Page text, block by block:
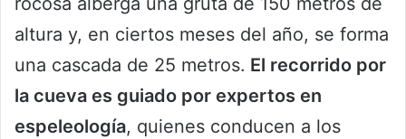
altura y, en ciertos meses del año, se forma
una cascada de 25 metros. El recorrido por
la cueva es guiado por expertos en
espeleología, quienes conducen a los